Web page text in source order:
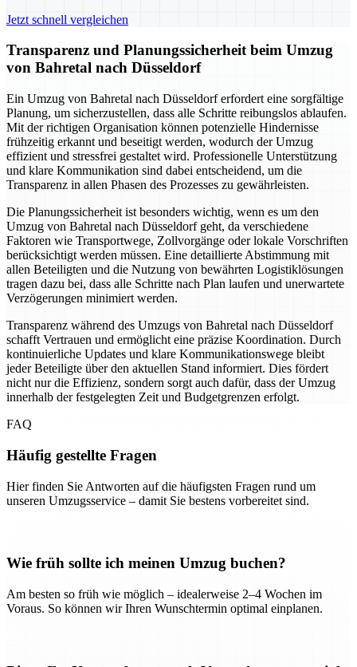
Jetzt schnell vergleichen
Transparenz und Planungssicherheit beim Umzug
von Bahretal nach Düsseldorf
Ein Umzug von Bahretal nach Düsseldorf erfordert eine sorgfältige
Planung, um sicherzustellen, dass alle Schritte reibungslos ablaufen.
Mit der richtigen Organisation können potenzielle Hindernisse
frühzeitig erkannt und beseitigt werden, wodurch der Umzug
effizient und stressfrei gestaltet wird. Professionelle Unterstützung
und klare Kommunikation sind dabei entscheidend, um die
Transparenz in allen Phasen des Prozesses zu gewährleisten.
Die Planungssicherheit ist besonders wichtig, wenn es um den
Umzug von Bahretal nach Düsseldorf geht, da verschiedene
Faktoren wie Transportwege, Zollvorgänge oder lokale Vorschriften
berücksichtigt werden müssen. Eine detaillierte Abstimmung mit
allen Beteiligten und die Nutzung von bewährten Logistiklösungen
tragen dazu bei, dass alle Schritte nach Plan laufen und unerwartete
Verzögerungen minimiert werden.
Transparenz während des Umzugs von Bahretal nach Düsseldorf
schafft Vertrauen und ermöglicht eine präzise Koordination. Durch
kontinuierliche Updates und klare Kommunikationswege bleibt
jeder Beteiligte über den aktuellen Stand informiert. Dies fördert
nicht nur die Effizienz, sondern sorgt auch dafür, dass der Umzug
innerhalb der festgelegten Zeit und Budgetgrenzen erfolgt.
FAQ
Häufig gestellte Fragen
Hier finden Sie Antworten auf die häufigsten Fragen rund um
unseren Umzugsservice – damit Sie bestens vorbereitet sind.
Wie früh sollte ich meinen Umzug buchen?
Am besten so früh wie möglich – idealerweise 2–4 Wochen im
Voraus. So können wir Ihren Wunschtermin optimal einplanen.